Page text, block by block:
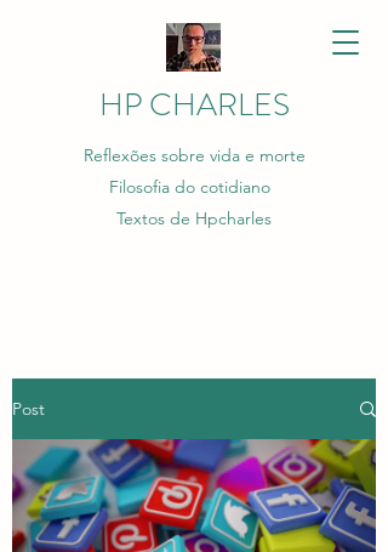
HP CHARLES
Reflexões sobre vida e morte
Filosofia do cotidiano
Textos de Hpcharles
Post